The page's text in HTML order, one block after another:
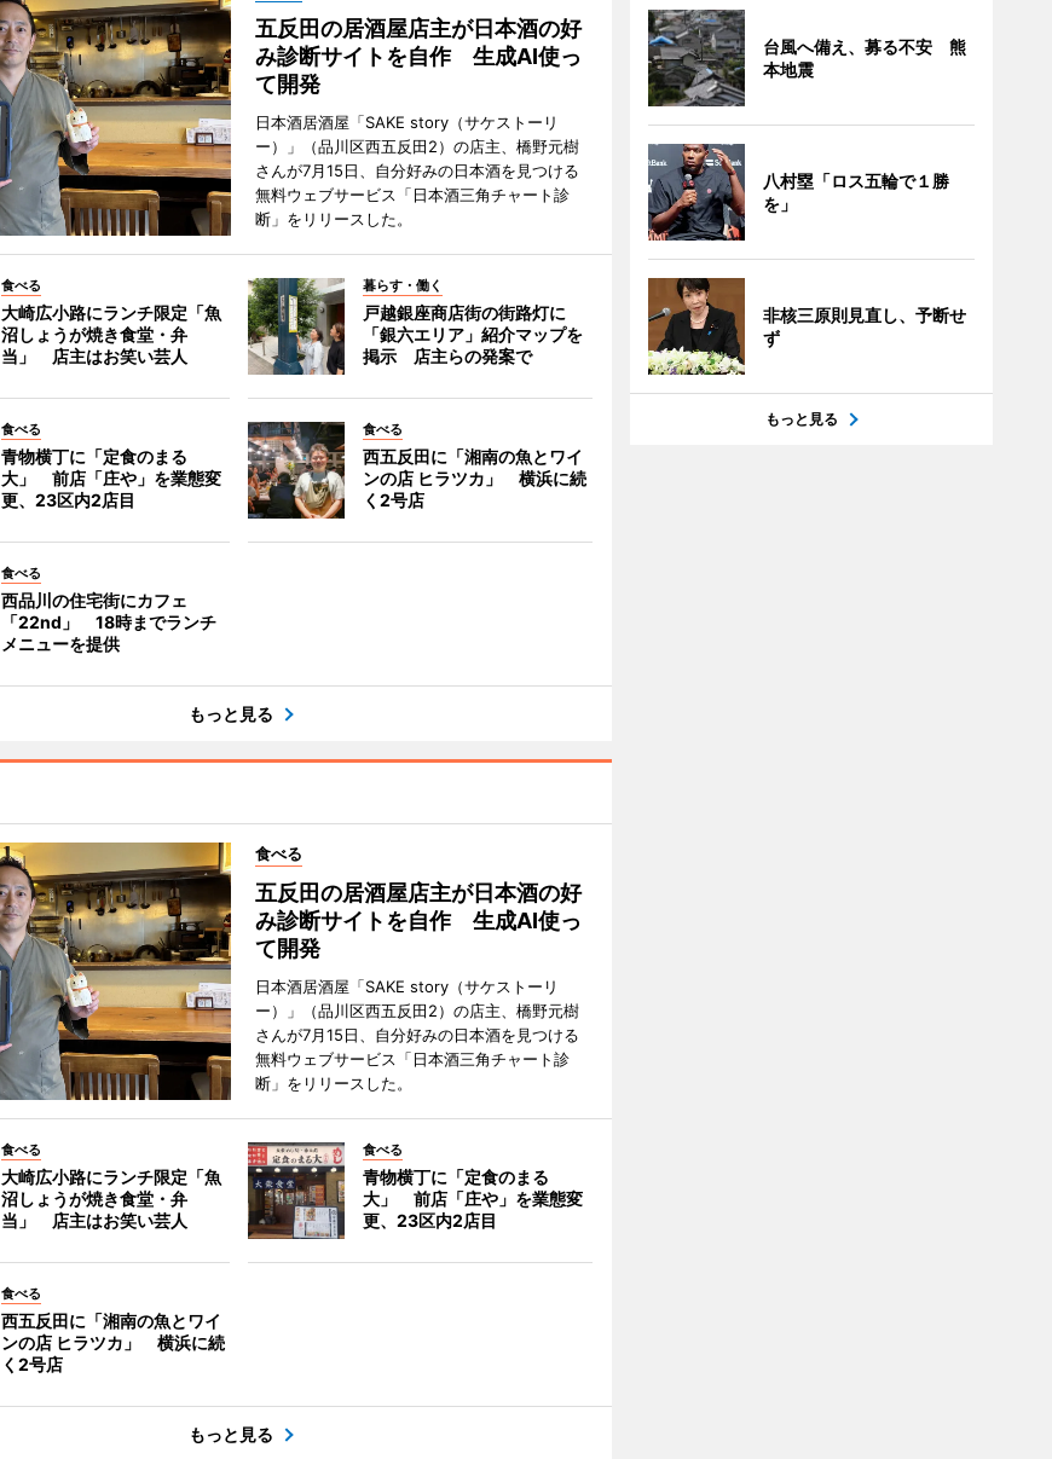
五反田の居酒屋店主が日本酒の好
み診断サイトを自作 生成AI使っ
て開発
日本酒居酒屋「SAKE story（サケストーリ
ー）」（品川区西五反田2）の店主、橋野元樹
さんが7月15日、自分好みの日本酒を見つける
無料ウェブサービス「日本酒三角チャート診
断」をリリースした。
食べる
大崎広小路にランチ限定「魚
沼しょうが焼き食堂・弁
当」 店主はお笑い芸人
暮らす・働く
戸越銀座商店街の街路灯に
「銀六エリア」紹介マップを
掲示 店主らの発案で
食べる
青物横丁に「定食のまる
大」 前店「庄や」を業態変
更、23区内2店目
食べる
西五反田に「湘南の魚とワイ
ンの店 ヒラツカ」 横浜に続
く2号店
食べる
西品川の住宅街にカフェ
「22nd」 18時までランチ
メニューを提供
もっと見る
食べる
五反田の居酒屋店主が日本酒の好
み診断サイトを自作 生成AI使っ
て開発
日本酒居酒屋「SAKE story（サケストーリ
ー）」（品川区西五反田2）の店主、橋野元樹
さんが7月15日、自分好みの日本酒を見つける
無料ウェブサービス「日本酒三角チャート診
断」をリリースした。
食べる
大崎広小路にランチ限定「魚
沼しょうが焼き食堂・弁
当」 店主はお笑い芸人
食べる
青物横丁に「定食のまる
大」 前店「庄や」を業態変
更、23区内2店目
食べる
西五反田に「湘南の魚とワイ
ンの店 ヒラツカ」 横浜に続
く2号店
もっと見る
台風へ備え、募る不安 熊
本地震
八村塁「ロス五輪で１勝
を」
非核三原則見直し、予断せ
ず
もっと見る